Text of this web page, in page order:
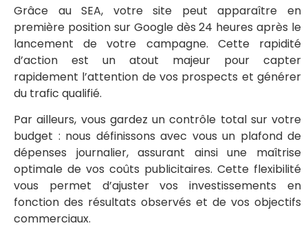
Grâce au SEA, votre site peut apparaître en
première position sur Google dès 24 heures après le
lancement de votre campagne. Cette rapidité
d’action est un atout majeur pour capter
rapidement l’attention de vos prospects et générer
du trafic qualifié.
Par ailleurs, vous gardez un contrôle total sur votre
budget : nous définissons avec vous un plafond de
dépenses journalier, assurant ainsi une maîtrise
optimale de vos coûts publicitaires. Cette flexibilité
vous permet d’ajuster vos investissements en
fonction des résultats observés et de vos objectifs
commerciaux.